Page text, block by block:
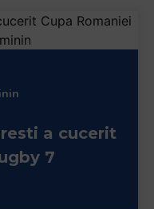
a cucerit
7